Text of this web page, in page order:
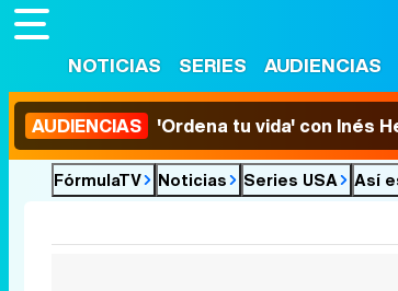
NOTICIAS SERIES AUDIENCIAS
AUDIENCIAS 'Ordena tu vida' con Inés
FórmulaTV Noticias Series USA Así